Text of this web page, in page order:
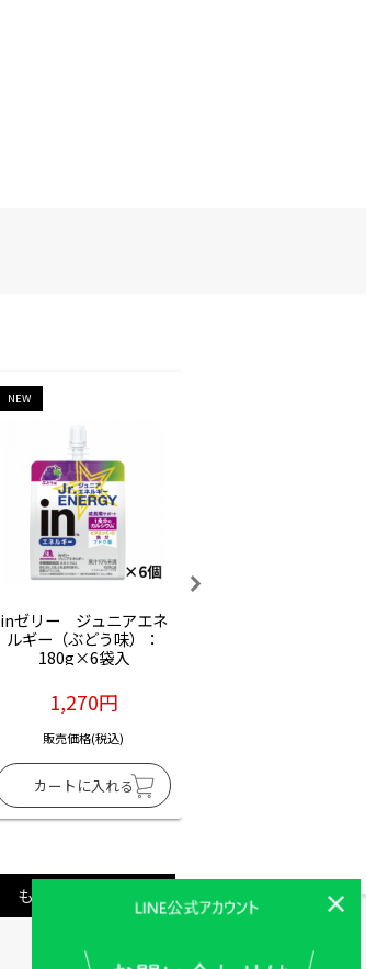
NEW
inゼリー　ジュニアエネ
ルギー（ぶどう味）：
180g×6袋入
1,270円
販売価格(税込)
もっと見る